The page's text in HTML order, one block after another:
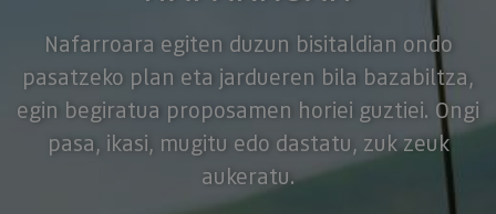
Nafarroara egiten duzun bisitaldian ondo
pasatzeko plan eta jardueren bila bazabiltza,
egin begiratua proposamen horiei guztiei. Ongi
pasa, ikasi, mugitu edo dastatu, zuk zeuk
aukeratu.